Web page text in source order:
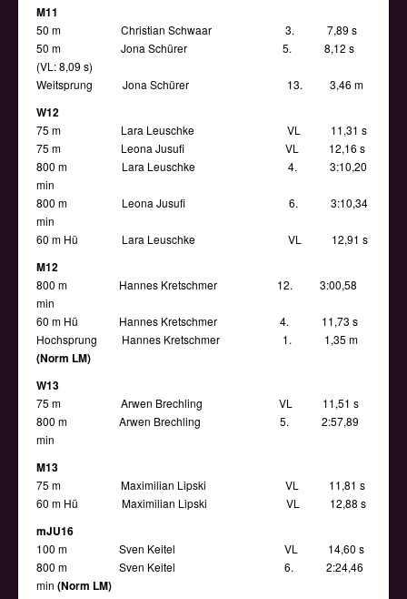
M11
50 m Christian Schwaar 3. 7,89 s
50 m Jona Schürer 5. 8,12 s
(VL: 8,09 s)
Weitsprung Jona Schürer 13. 3,46 m
W12
75 m Lara Leuschke VL 11,31 s
75 m Leona Jusufi VL 12,16 s
800 m Lara Leuschke 4. 3:10,20
min
800 m Leona Jusufi 6. 3:10,34
min
60 m Hü Lara Leuschke VL 12,91 s
M12
800 m Hannes Kretschmer 12. 3:00,58
min
60 m Hü Hannes Kretschmer 4. 11,73 s
Hochsprung Hannes Kretschmer 1. 1,35 m
(Norm LM)
W13
75 m Arwen Brechling VL 11,51 s
800 m Arwen Brechling 5. 2:57,89
min
M13
75 m Maximilian Lipski VL 11,81 s
60 m Hü Maximilian Lipski VL 12,88 s
mJU16
100 m Sven Keitel VL 14,60 s
800 m Sven Keitel 6. 2:24,46
min (Norm LM)